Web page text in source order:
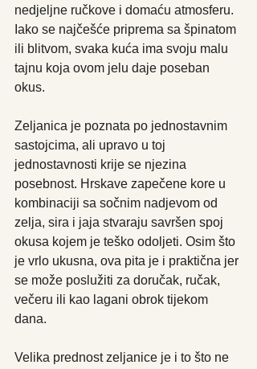
nedjeljne ručkove i domaću atmosferu.
Iako se najčešće priprema sa špinatom
ili blitvom, svaka kuća ima svoju malu
tajnu koja ovom jelu daje poseban
okus.
Zeljanica je poznata po jednostavnim
sastojcima, ali upravo u toj
jednostavnosti krije se njezina
posebnost. Hrskave zapečene kore u
kombinaciji sa sočnim nadjevom od
zelja, sira i jaja stvaraju savršen spoj
okusa kojem je teško odoljeti. Osim što
je vrlo ukusna, ova pita je i praktična jer
se može poslužiti za doručak, ručak,
večeru ili kao lagani obrok tijekom
dana.
Velika prednost zeljanice je i to što ne